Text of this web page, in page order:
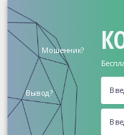
Мошенник?
Вывод?